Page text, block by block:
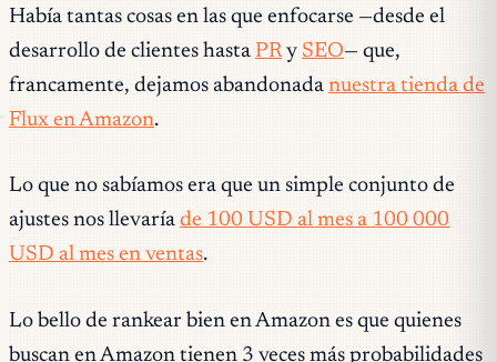
Había tantas cosas en las que enfocarse —desde el
desarrollo de clientes hasta PRy SEO— que,
francamente, dejamos abandonada nuestra tienda de
Flux en Amazon.
Lo que no sabíamos era que un simple conjunto de
ajustes nos llevaría de 100 USD al mes a 100 000
USD al mes en ventas.
Lo bello de rankear bien en Amazon es que quienes
buscan en Amazon tienen 3 veces más probabilidades